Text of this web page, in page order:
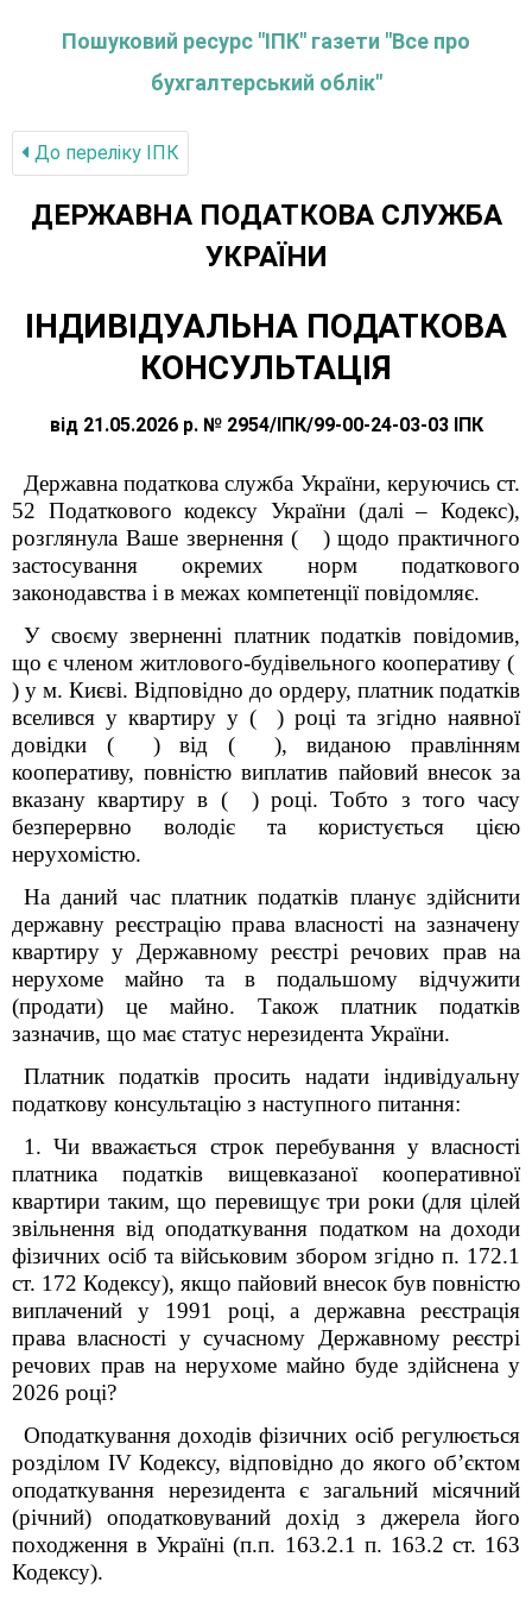
Пошуковий ресурс "ІПК" газети "Все про
бухгалтерський облік"
До переліку IПК
ДЕРЖАВНА ПОДАТКОВА СЛУЖБА
УКРАЇНИ
ІНДИВІДУАЛЬНА ПОДАТКОВА
КОНСУЛЬТАЦІЯ
від 21.05.2026 р. № 2954/ІПК/99-00-24-03-03 ІПК
Державна податкова служба України, керуючись ст.
52 Податкового кодексу України (далі – Кодекс),
розглянула Ваше звернення ( ) щодо практичного
застосування окремих норм податкового
законодавства і в межах компетенції повідомляє.
У своєму зверненні платник податків повідомив,
що є членом житлового-будівельного кооперативу (
) у м. Києві. Відповідно до ордеру, платник податків
вселився у квартиру у ( ) році та згідно наявної
довідки ( ) від ( ), виданою правлінням
кооперативу, повністю виплатив пайовий внесок за
вказану квартиру в ( ) році. Тобто з того часу
безперервно володіє та користується цією
нерухомістю.
На даний час платник податків планує здійснити
державну реєстрацію права власності на зазначену
квартиру у
Державному реєстрі речових прав на
нерухоме майно та в подальшому відчужити
(продати) це майно. Також платник податків
зазначив, що має статус нерезидента України.
Платник податків просить надати індивідуальну
податкову консультацію з наступного питання:
1. Чи вважається строк перебування у власності
платника податків вищевказаної кооперативної
квартири таким, що перевищує три роки (для цілей
звільнення від оподаткування податком на доходи
фізичних осіб та військовим збором згідно п. 172.1
ст. 172 Кодексу), якщо пайовий внесок був повністю
виплачений у 1991 році, а державна реєстрація
права власності у сучасному
Державному реєстрі
речових прав на нерухоме майно буде здійснена у
2026 році?
Оподаткування доходів фізичних осіб регулюється
розділом IV Кодексу, відповідно до якого об’єктом
оподаткування нерезидента є загальний місячний
(річний) оподатковуваний дохід з джерела його
походження в Україні (п.п. 163.2.1 п. 163.2 ст. 163
Кодексу).